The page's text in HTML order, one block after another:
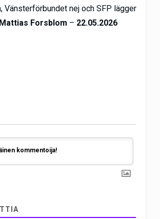
Vänster­förbundet nej och SFP lägger
Mattias Forsblom – 22.05.2026